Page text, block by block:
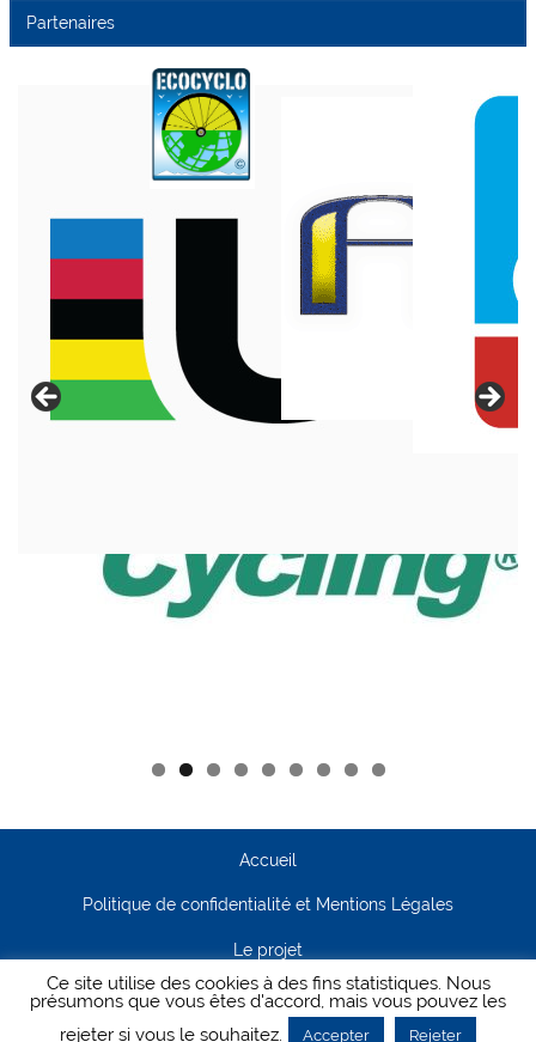
Partenaires
Accueil
Politique de confidentialité et Mentions Légales
Le projet
Contact
Ce site utilise des cookies à des fins statistiques. Nous
présumons que vous êtes d'accord, mais vous pouvez les
rejeter si vous le souhaitez.
Accepter Rejeter